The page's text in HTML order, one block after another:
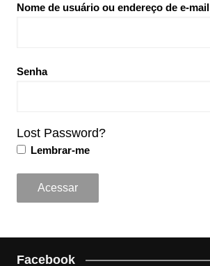
Nome de usuário ou endereço de e-mail
Senha
Lost Password?
Lembrar-me
Facebook